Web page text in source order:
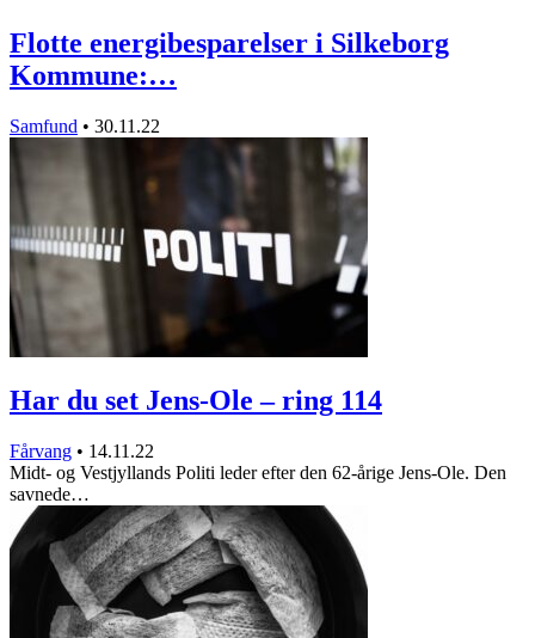
Flotte energibesparelser i Silkeborg
Kommune:…
Samfund • 30.11.22
Har du set Jens-Ole – ring 114
Fårvang • 14.11.22
Midt- og Vestjyllands Politi leder efter den 62-årige Jens-Ole. Den
savnede…